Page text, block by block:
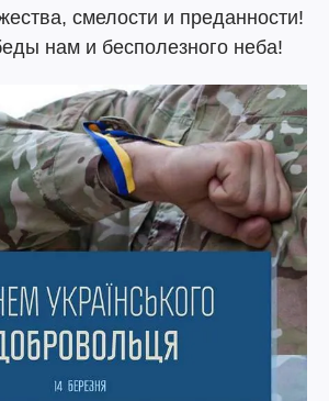
смелости и преданности!
нам и бесполезного неба!